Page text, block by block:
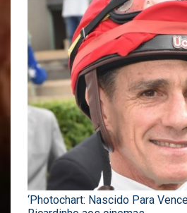
‘Photochart: Nascido Para